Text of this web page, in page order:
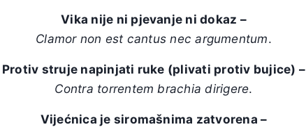
Vika nije ni pjevanje ni dokaz –
Clamor non est cantus nec argumentum.
Protiv struje napinjati ruke (plivati protiv bujice) –
Contra torrentem brachia dirigere.
Vijećnica je siromašnima zatvorena –